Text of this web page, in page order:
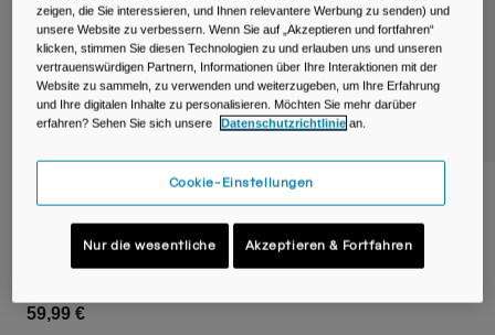
Trinkblasen
Zubehör
Alle kaufen
Podium® Flow™ 2 Waist Pack mit 620ml
Podium Dirt Series Flasche
Artikelnr.38644-A02-OS
59,99 €
zeigen, die Sie interessieren, und Ihnen relevantere Werbung zu senden) und
unsere Website zu verbessern. Wenn Sie auf „Akzeptieren und fortfahren“
klicken, stimmen Sie diesen Technologien zu und erlauben uns und unseren
vertrauenswürdigen Partnern, Informationen über Ihre Interaktionen mit der
Website zu sammeln, zu verwenden und weiterzugeben, um Ihre Erfahrung
und Ihre digitalen Inhalte zu personalisieren. Möchten Sie mehr darüber
erfahren? Sehen Sie sich unsere
Datenschutzrichtlinie an.
Cookie-Einstellungen
Nur die wesentliche Akzeptieren & Fortfahren